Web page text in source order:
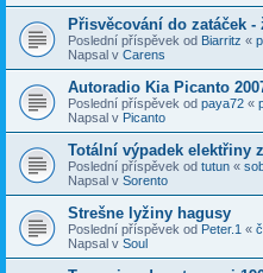
Přisvěcování do zatáček -
Poslední příspěvek od Biarritz «
Napsal v Carens
Autoradio Kia Picanto
Poslední příspěvek od paya72 «
Napsal v Picanto
Totální výpadek elektřiny
Poslední příspěvek od tutun «
Napsal v Sorento
Strešne lyžiny hagusy
Poslední příspěvek od Peter.1 «
Napsal v Soul